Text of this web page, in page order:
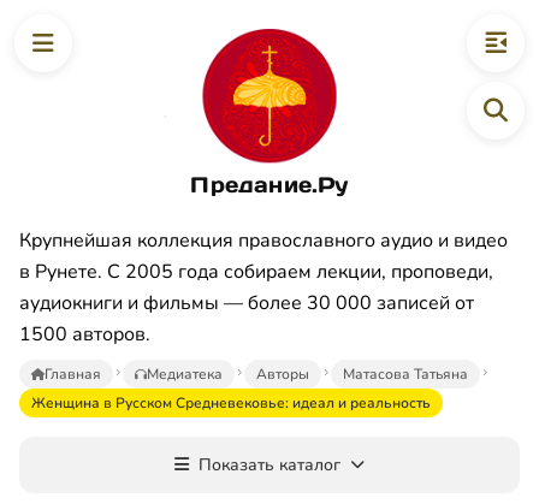
Предание.Ру
Крупнейшая коллекция православного аудио и видео
в Рунете. С 2005 года собираем лекции, проповеди,
аудиокниги и фильмы — более 30 000 записей от
1500 авторов.
Главная Медиатека Авторы
Матасова Татьяна
Женщина в Русском Средневековье: идеал и реальность
Показать каталог